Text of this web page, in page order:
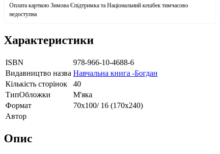
Оплата карткою Зимова Єпідтримка та Національний кешбек тимчасово
недоступна
Характеристики
ISBN
978-966-10-4688-6
Видавництво назва Навчальна книга -Богдан
Кількість сторінок
40
ТипОбложки
М'яка
Формат
70х100/ 16 (170х240)
Автор
Опис